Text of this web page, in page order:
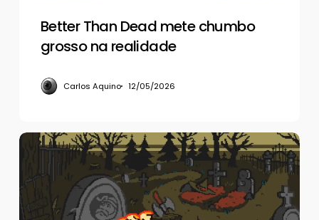
Better Than Dead mete chumbo
grosso na realidade
Carlos Aquino 12/05/2026
Dark
um
panelaço
de